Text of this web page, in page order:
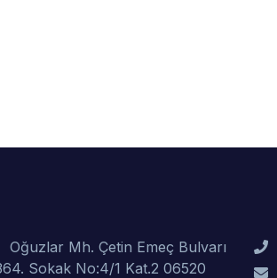
Oğuzlar Mh. Çetin Emeç Bulvarı
Sokak No:4/1 Kat.2 06520